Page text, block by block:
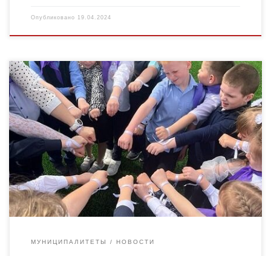
Опубликовано 19.04.2024
19 апреля в МБОУДО «Сампурский ДЮЦ» прошла ежегодная
областная акция «Белая ленточка». «Белая ленточка» – это
напоминание каждому человеку о главном в жизни, о нашей
миссии […]
МУНИЦИПАЛИТЕТЫ НОВОСТИ